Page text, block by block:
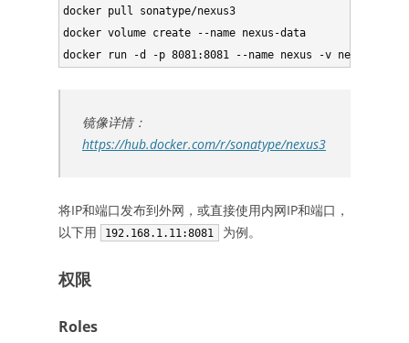
docker pull sonatype/nexus3
docker volume create --name nexus-data
docker run -d -p 8081:8081 --name nexus -v nexus-
镜像详情：
https://hub.docker.com/r/sonatype/nexus3
将IP和端口发布到外网，或直接使用内网IP和端口，
以下用
192.168.1.11:8081 为例。
权限
Roles